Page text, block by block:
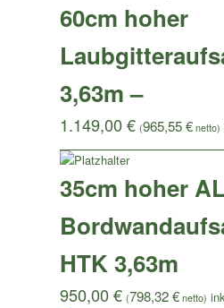
60cm hoher
3,63m –
1.149,00€ (965,55€netto)
35cm hoher
HTK 3,63m
950,00€ (798,32€netto)